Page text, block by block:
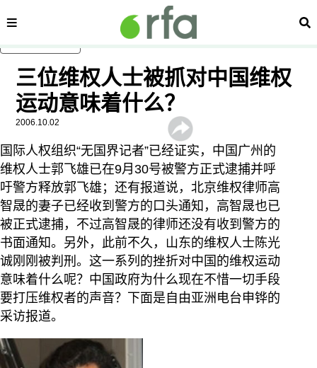
内容分类 搜
三位维权人士被抓对中国维权
运动意味着什么？
2006.10.02
国际人权组织“无国界记者”已经证实，中国广州的
维权人士郭飞雄已在9月30号被警方正式逮捕并呼
吁警方释放郭飞雄；还有报道说，北京维权律师高
智晟的妻子已经收到警方的口头通知，高智晟也已
被正式逮捕，不过高智晟的律师还没有收到警方的
书面通知。另外，此前不久，山东的维权人士陈光
诚刚刚被判刑。这一系列的挫折对中国的维权运动
意味着什么呢？中国政府为什么现在不惜一切手段
要打压维权者的声音？下面是自由亚洲电台申铧的
采访报道。